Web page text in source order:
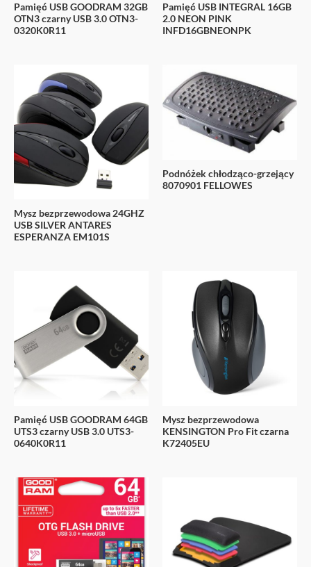
Pamięć USB GOODRAM 32GB
OTN3 czarny USB 3.0 OTN3-
0320K0R11
Pamięć USB INTEGRAL 16GB
2.0 NEON PINK
INFD16GBNEONPK
Mysz bezprzewodowa 24GHZ
USB SILVER ANTARES
ESPERANZA EM101S
Podnóżek chłodząco-grzejący
8070901 FELLOWES
Pamięć USB GOODRAM 64GB
UTS3 czarny USB 3.0 UTS3-
0640K0R11
Mysz bezprzewodowa
KENSINGTON Pro Fit czarna
K72405EU